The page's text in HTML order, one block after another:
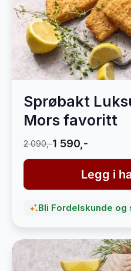
Sprøbakt
Mors favoritt
2 090,-1 590,-
Legg i
Bli Fordelskunde og